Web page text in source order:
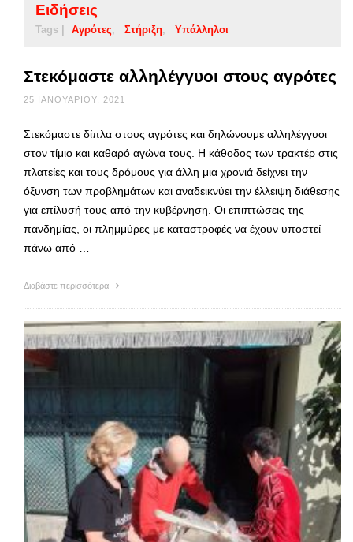
Ειδήσεις
Tags | Αγρότες Στήριξη Υπάλληλοι
Στεκόμαστε αλληλέγγυοι στους αγρότες
25 ΙΑΝΟΥΑΡΊΟΥ, 2021
Στεκόμαστε δίπλα στους αγρότες και δηλώνουμε αλληλέγγυοι
στον τίμιο και καθαρό αγώνα τους. Η κάθοδος των τρακτέρ στις
πλατείες και τους δρόμους για άλλη μια χρονιά δείχνει την
όξυνση των προβλημάτων και αναδεικνύει την έλλειψη διάθεσης
για επίλυσή τους από την κυβέρνηση. Οι επιπτώσεις της
πανδημίας, οι πλημμύρες με καταστροφές να έχουν υποστεί
πάνω από …
Διαβάστε περισσότερα